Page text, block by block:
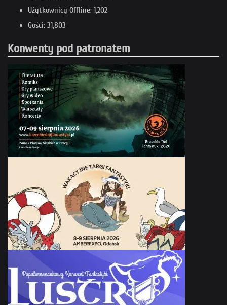
Użytkownicy Offline: 1,202
Gości: 31,803
Konwenty pod patronatem